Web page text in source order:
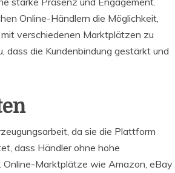
Online-Händlern die Möglichkeit,
verschiedenen Marktplätzen zu
dass die Kundenbindung gestärkt und
da sie die Plattform
dass Händler ohne hohe
. Online-Marktplätze wie Amazon, eBay